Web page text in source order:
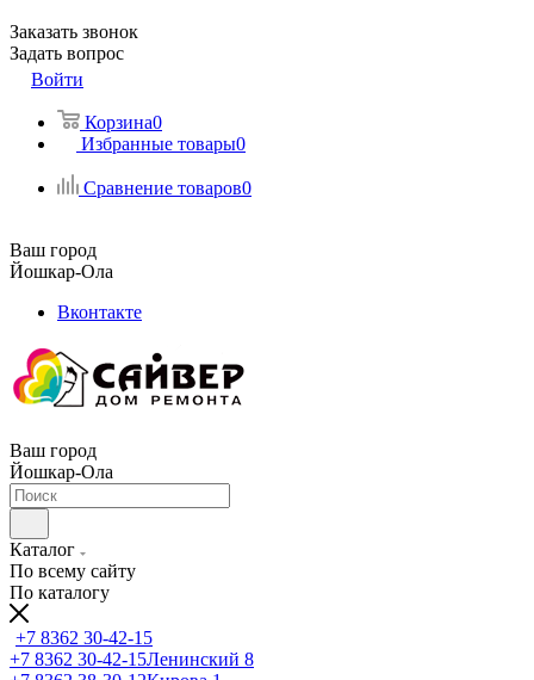
Заказать звонок
Задать вопрос
Войти
Корзина0
Избранные товары0
Сравнение товаров0
Ваш город
Йошкар-Ола
Вконтакте
Ваш город
Йошкар-Ола
Каталог
По всему сайту
По каталогу
+7 8362 30-42-15
+7 8362 30-42-15Ленинский 8